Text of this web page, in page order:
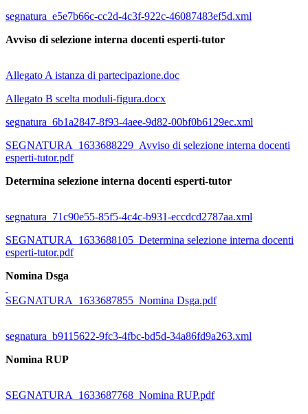
segnatura_e5e7b66c-cc2d-4c3f-922c-46087483ef5d.xml
Avviso di selezione interna docenti esperti-tutor
Allegato A istanza di partecipazione.doc
Allegato B scelta moduli-figura.docx
segnatura_6b1a2847-8f93-4aee-9d82-00bf0b6129ec.xml
SEGNATURA_1633688229_Avviso di selezione interna docenti
esperti-tutor.pdf
Determina selezione interna docenti esperti-tutor
segnatura_71c90e55-85f5-4c4c-b931-eccdcd2787aa.xml
SEGNATURA_1633688105_Determina selezione interna docenti
esperti-tutor.pdf
Nomina Dsga
SEGNATURA_1633687855_Nomina Dsga.pdf
segnatura_b9115622-9fc3-4fbc-bd5d-34a86fd9a263.xml
Nomina RUP
SEGNATURA_1633687768_Nomina RUP.pdf